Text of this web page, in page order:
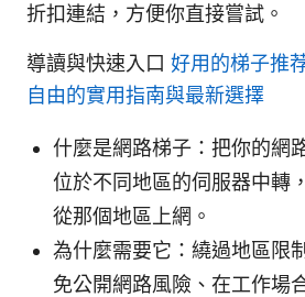
折扣連結，方便你直接嘗試。
導讀與快速入口 好用的梯子推
自由的實用指南與最新選擇
什麼是網路梯子：把你的網
位於不同地區的伺服器中轉
從那個地區上網。
為什麼需要它：繞過地區限
免公開網路風險、在工作場